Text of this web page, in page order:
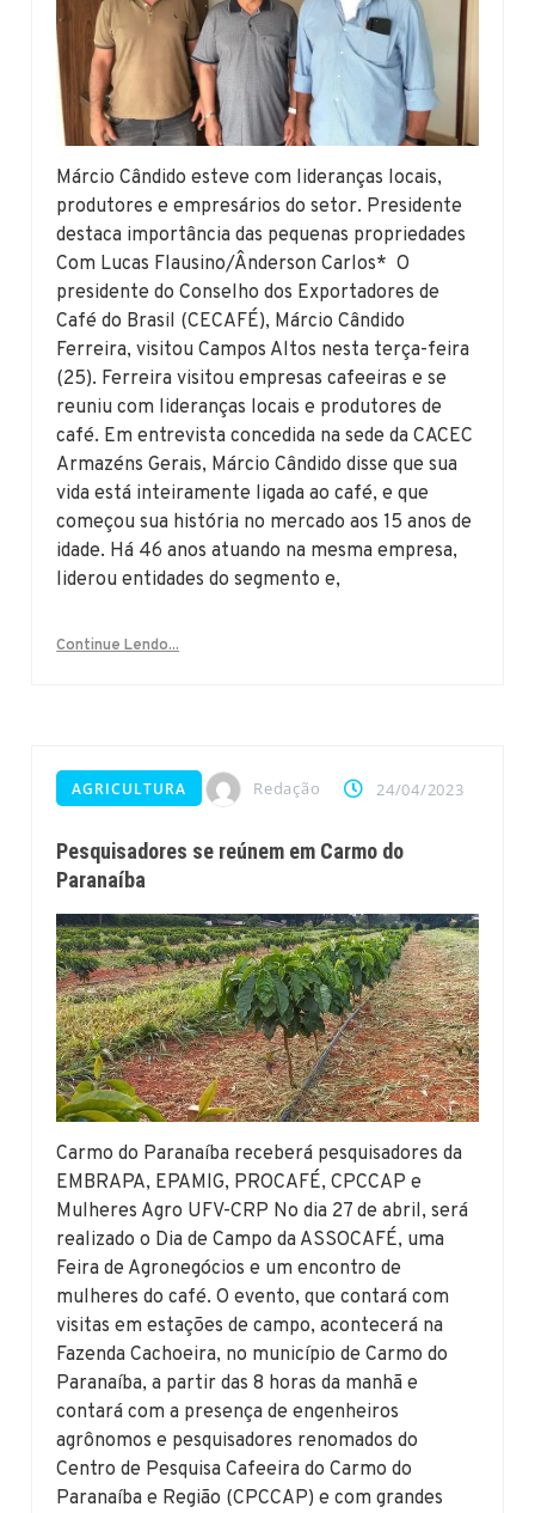
Márcio Cândido esteve com lideranças locais,
produtores e empresários do setor. Presidente
destaca importância das pequenas propriedades
Com Lucas Flausino/Ânderson Carlos* O
presidente do Conselho dos Exportadores de
Café do Brasil (CECAFÉ), Márcio Cândido
Ferreira, visitou Campos Altos nesta terça-feira
(25). Ferreira visitou empresas cafeeiras e se
reuniu com lideranças locais e produtores de
café. Em entrevista concedida na sede da CACEC
Armazéns Gerais, Márcio Cândido disse que sua
vida está inteiramente ligada ao café, e que
começou sua história no mercado aos 15 anos de
idade. Há 46 anos atuando na mesma empresa,
liderou entidades do segmento e,
Continue Lendo...
AGRICULTURA Redação 24/04/2023
Pesquisadores se reúnem em Carmo do
Paranaíba
Carmo do Paranaíba receberá pesquisadores da
EMBRAPA, EPAMIG, PROCAFÉ, CPCCAP e
Mulheres Agro UFV-CRP No dia 27 de abril, será
realizado o Dia de Campo da ASSOCAFÉ, uma
Feira de Agronegócios e um encontro de
mulheres do café. O evento, que contará com
visitas em estações de campo, acontecerá na
Fazenda Cachoeira, no município de Carmo do
Paranaíba, a partir das 8 horas da manhã e
contará com a presença de engenheiros
agrônomos e pesquisadores renomados do
Centro de Pesquisa Cafeeira do Carmo do
Paranaíba e Região (CPCCAP) e com grandes